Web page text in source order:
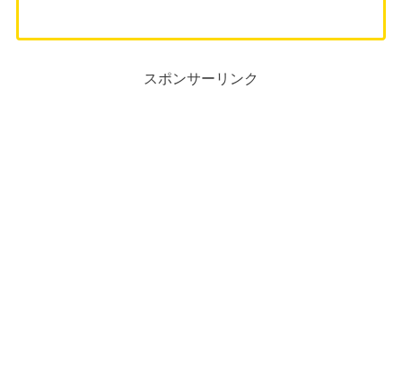
スポンサーリンク